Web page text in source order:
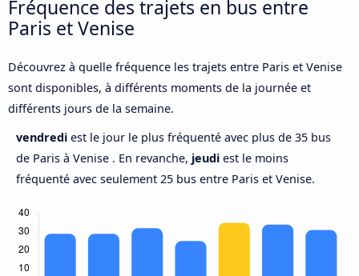
Fréquence des trajets en bus entre
Paris et Venise
Découvrez à quelle fréquence les trajets entre Paris et Venise
sont disponibles, à différents moments de la journée et
différents jours de la semaine.
vendredi est le jour le plus fréquenté avec plus de 35 bus
de Paris à Venise . En revanche, jeudi est le moins
fréquenté avec seulement 25 bus entre Paris et Venise.